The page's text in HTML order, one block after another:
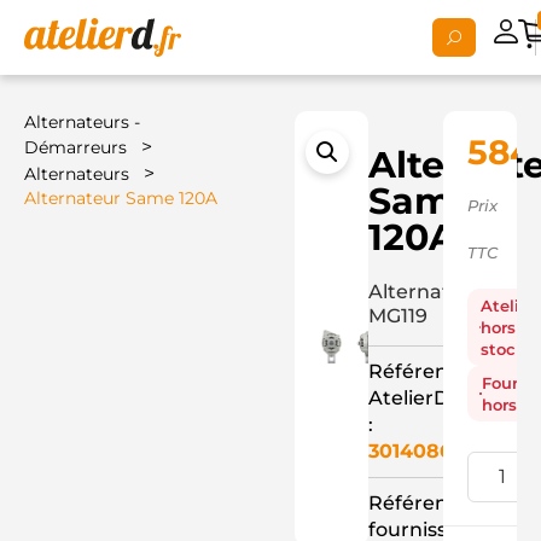
Alternateurs -
Démarreurs
>
Alternateurs >
Alternateur Same 120A
Same
120A
Alternateur
MG119
Référence
AtelierD
:
3014086
Référence
fournisseur
Prix
TTC
Atelier
hors
stock
hors